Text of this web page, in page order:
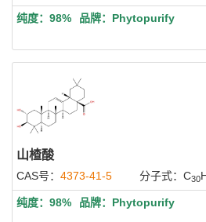
纯度：98% 品牌：Phytopurify
山楂酸
CAS号： 4373-41-5 分子式：C30
纯度：98% 品牌：Phytopurify